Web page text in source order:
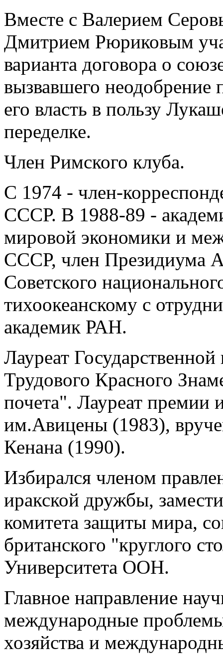
Вместе с Валерием
Дмитрием Рюриковым
варианта договора о
вызвавшего
его власть в пользу
переделке.
Член Римского клуба.
С 1974 - член-
СССР. В 1988-89 -
мировой экономики и
СССР, член Президиума
Советского
тихоокеанскому с
академик РАН.
Лауреат
Трудового Красного
почета". Лауреат
им.Авицены (1983),
Кенана (1990).
Избирался членом
иракской дружбы,
комитета защиты мира,
британского "круглого
Университета ООН.
Главное направление
международные
хозяйства и